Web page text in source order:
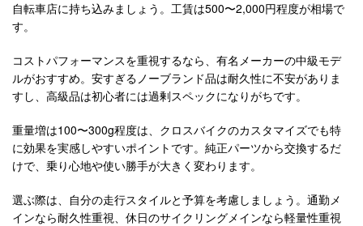
自転車店に持ち込みましょう。工賃は500〜2,000円程度が相場で
す。
コストパフォーマンスを重視するなら、有名メーカーの中級モデ
ルがおすすめ。安すぎるノーブランド品は耐久性に不安がありま
すし、高級品は初心者には過剰スペックになりがちです。
重量増は100〜300g程度は、クロスバイクのカスタマイズでも特
に効果を実感しやすいポイントです。純正パーツから交換するだ
けで、乗り心地や使い勝手が大きく変わります。
選ぶ際は、自分の走行スタイルと予算を考慮しましょう。通勤メ
インなら耐久性重視、休日のサイクリングメインなら軽量性重視